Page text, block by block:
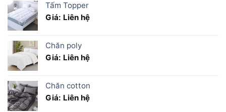
Tấm Topper
Giá: Liên hệ
Chăn poly
Giá: Liên hệ
Chăn cotton
Giá: Liên hệ